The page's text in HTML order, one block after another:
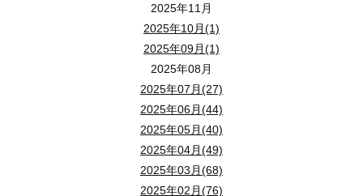
2025年11月
2025年10月(1)
2025年09月(1)
2025年08月
2025年07月(27)
2025年06月(44)
2025年05月(40)
2025年04月(49)
2025年03月(68)
2025年02月(76)